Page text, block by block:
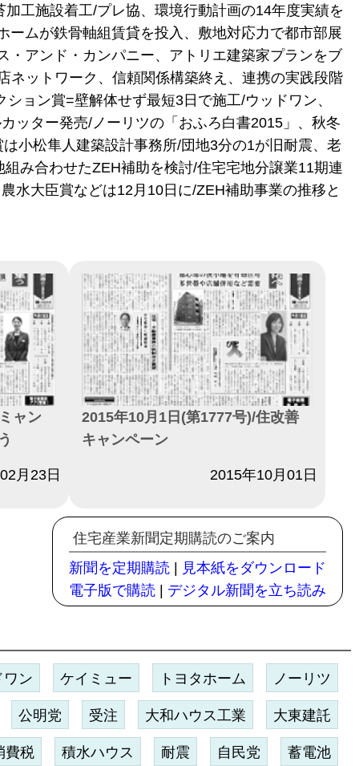
工施設着工/プレ協、環境行動計画の14年度実績を
ムが鉄骨軸組賃貸を投入、敷地対応力で都市部展
アンド・カンパニー、アトリエ建築家プランをブ
ネットワーク、信頼関係構築終え、連携の実践段階
ョン賞=壁解体せず最短3日で施工/ウッドワン、
ッター発売/ノーリツの「おふろ白書2015」、秋冬
小松隼人建築設計事務所/団地3分の1が旧耐震、老
み合わせたZEH補助を検討/住宅宅地分譲業11期連
水大臣賞などは12月10日に/ZEH補助事業の推移と
ャン
月23日
2015年10月1日(第1777号)/住改善
キャンペーン
2015年10月01日
住宅産業新聞定期購読のご案内
新聞を定期購読 | 見本紙をダウンロード
電子版で購読 | デジタル新聞を立ち読み
ワン ケイミュー トヨタホーム ノーリツ
公明党 受注 大和ハウス工業 大東建託
費税 積水ハウス 耐震 自民党 蓄電池